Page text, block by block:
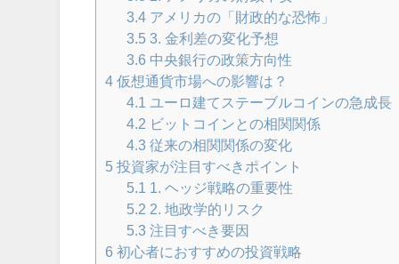
3.4 アメリカの「財政的な恐怖」
3.5 3. 金利差の変化予想
3.6 中央銀行の政策方向性
4 仮想通貨市場への影響は？
4.1 ユーロ建てステーブルコインの急成長
4.2 ビットコインとの相関関係
4.3 従来の相関関係の変化
5 投資家が注目すべきポイント
5.1 1. ヘッジ戦略の重要性
5.2 2. 地政学的リスク
5.3 注目すべき要因
6 初心者におすすめの投資戦略